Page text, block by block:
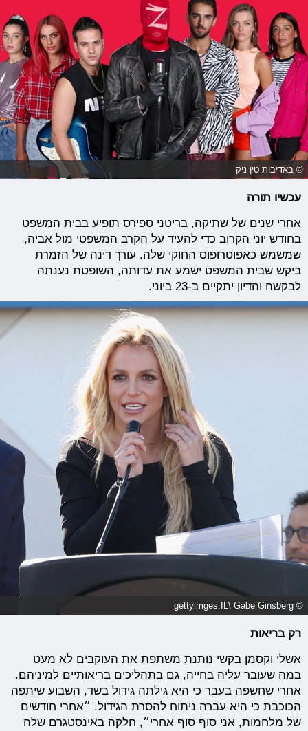
© באדיבות טין ניק
עכשיו תורה
אחרי שנים של שתיקה, בריטני ספירס תופיע בבית המשפט
בחודש יוני הקרוב כדי להעיד על הקרב המשפטי מול אביה,
שמשמש כאפוטרופוס החוקי שלה. עורך דינה של הזמרת
ביקש שבית המשפט ישמע את עדותה, השופטת נענתה
לבקשה והדיון יתקיים ב-23 ביוני.
© gettyimges.IL\ Gabe Ginsberg
רק בריאות
אשלי וקסמן בקשי נותנת משתפת את העוקבים לא מעט
במה שעובר עליה בחייה, גם בתהליכים בריאותיים למיניהם.
אחרי שחשפה בעבר כי היא גילתה גידול בשד, השבוע שיתפה
הכוכבת כי היא עברה ניתוח להסרת הגידול. ״אחרי חודשים
של מלחמות, אני סוף סוף אחרי״, חלקה באינסטגרם שלה